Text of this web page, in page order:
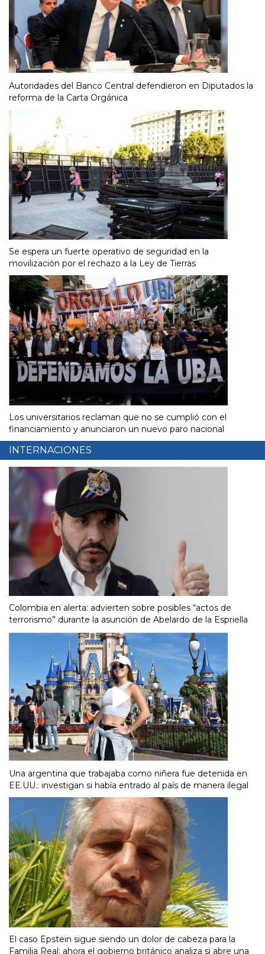
Autoridades del Banco Central defendieron en Diputados la
reforma de la Carta Orgánica
Se espera un fuerte operativo de seguridad en la
movilización por el rechazo a la Ley de Tierras
Los universitarios reclaman que no se cumplió con el
financiamiento y anunciaron un nuevo paro nacional
INTERNACIONES
Colombia en alerta: advierten sobre posibles “actos de
terrorismo” durante la asunción de Abelardo de la Espriella
Una argentina que trabajaba como niñera fue detenida en
EE.UU.: investigan si había entrado al país de manera ilegal
El caso Epstein sigue siendo un dolor de cabeza para la
Familia Real: ahora el gobierno británico analiza si abre una